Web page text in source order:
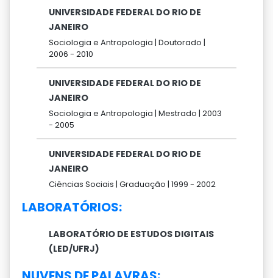
UNIVERSIDADE FEDERAL DO RIO DE
JANEIRO
Sociologia e Antropologia | Doutorado |
2006 - 2010
UNIVERSIDADE FEDERAL DO RIO DE
JANEIRO
Sociologia e Antropologia | Mestrado | 2003
- 2005
UNIVERSIDADE FEDERAL DO RIO DE
JANEIRO
Ciências Sociais | Graduação | 1999 - 2002
LABORATÓRIOS:
LABORATÓRIO DE ESTUDOS DIGITAIS
(LED/UFRJ)